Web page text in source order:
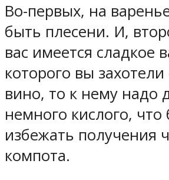
Во-первых, на
быть плесени. И,
вас имеется сладкое
которого вы захотели
вино, то к нему надо
немного кислого, что
избежать получения
компота.